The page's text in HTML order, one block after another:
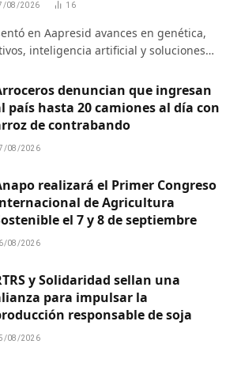
08/2026 16
en Aapresid avances en genética,
inteligencia artificial y soluciones…
denuncian que ingresan
país hasta 20 camiones al día con
de contrabando
08/2026
realizará el Primer Congreso
de Agricultura
el 7 y 8 de septiembre
08/2026
y Solidaridad sellan una
para impulsar la
responsable de soja
08/2026